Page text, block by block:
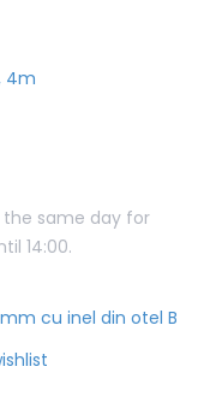
4m
the same day for
14:00.